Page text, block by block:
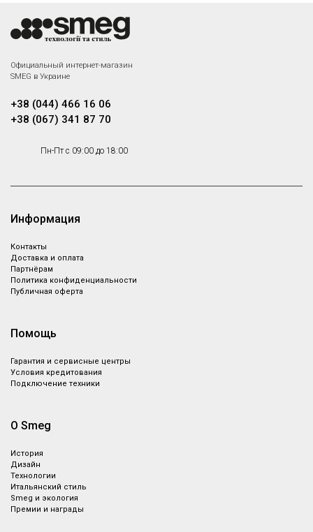
Официальный интернет-магазин
SMEG в Украине
+38 (044) 466 16 06
+38 (067) 341 87 70
Пн-Пт с 09:00 до 18:00
Информация
Контакты
Доставка и оплата
Партнёрам
Политика конфиденциальности
Публичная оферта
Помощь
Гарантия и сервисные центры
Условия кредитования
Подключение техники
О Smeg
История
Дизайн
Технологии
Итальянский стиль
Smeg и экология
Премии и награды